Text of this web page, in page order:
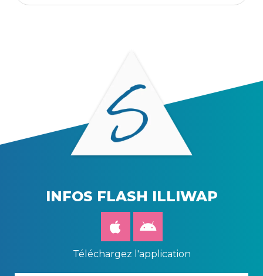
INFOS FLASH ILLIWAP
Téléchargez l'application